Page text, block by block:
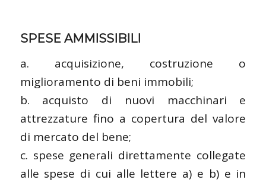
SPESE AMMISSIBILI
a. acquisizione, costruzione o
miglioramento di beni immobili;
b. acquisto di nuovi macchinari e
attrezzature fino a copertura del valore
di mercato del bene;
c. spese generali direttamente collegate
alle spese di cui alle lettere a) e b) e in